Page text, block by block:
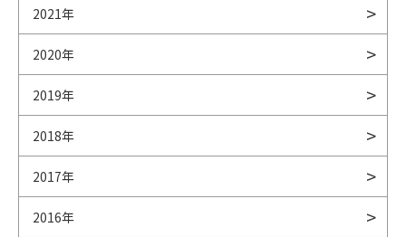
2021年
2020年
2019年
2018年
2017年
2016年